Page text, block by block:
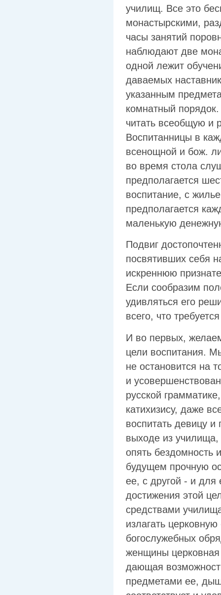
училищ. Все это
монастырскими,
часы занятий
наблюдают две
одной лежит
даваемых
указанным
комнатный
читать всеобщую и
Воспитанницы в
всенощной и бож.
во время стола
предполагается
воспитание, с
предполагается
маленькую
Подвиг
посвятивших себя
искреннюю
Если сообразим
удивляться его
всего, что
И во первых,
цели воспитания.
не остановится на
и
русской
катихизису, даже
воспитать девицу и
выходе из училища,
опять бездомность
будущем прочную
ее, с другой - и
достижения этой
средствами
излагать
богослужебных
женщины церковная
дающая
предметами ее,